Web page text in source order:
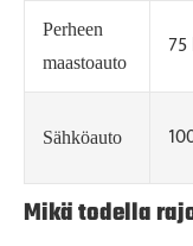
Perheen
maastoauto
Sähköauto
Mikä todella